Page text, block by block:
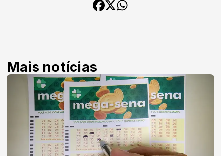
Mais notícias